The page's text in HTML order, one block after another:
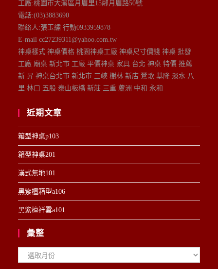
工廠:桃園市大溪區月眉里15鄰月眉路50號
電話:(03)3883690
聯絡人:張玉繡 行動0933959878
E-mail cc27239311@yahoo.com.tw
神桌樣式 神桌價格 桃園神桌工廠 神桌尺寸價錢 神桌 批發
工廠 廟桌 新北市 工廠 平價神桌 家具 台北 神桌 特價 推薦
新 昇 神桌台北市 新北市 三峽 樹林 新店 鶯歌 基隆 淡水 八
里 林口 五股 泰山板橋 新莊 三重 蘆洲 中和 永和
近期文章
箱型神桌p103
箱型神桌201
漢式無地101
黑紫檀箱型a106
黑紫檀祥雲a101
彙整